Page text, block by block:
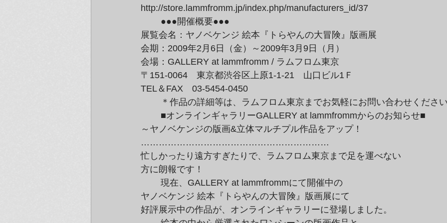
http://store.lammfromm.jp/index.php/manufacturers_id/37
展覧会名：ヤノベケンジ 絵本『トらやんの大冒険』版画展
会期：2009年2月6日（金）～2009年3月9日（月）
会場：GALLERY at lammfromm / ラムフロム東京
〒151-0064　東京都渋谷区上原1-1-21　山口ビル1Ｆ
TEL＆FAX　03-5454-0450
＊作品の詳細等は、ラムフロム東京までお気軽にお問い合わせくださ
～ヤノベケンジの版画&立体マルチプル作品をアップ！
………………………………………………………
忙しかったり遠方すぎたりで、ラムフロム東京まで足を運べない
方に朗報です！
ヤノベケンジ 絵本『トらやんの大冒険』版画展にて
好評展示中の作品が、オンラインギャラリーに登場しました。